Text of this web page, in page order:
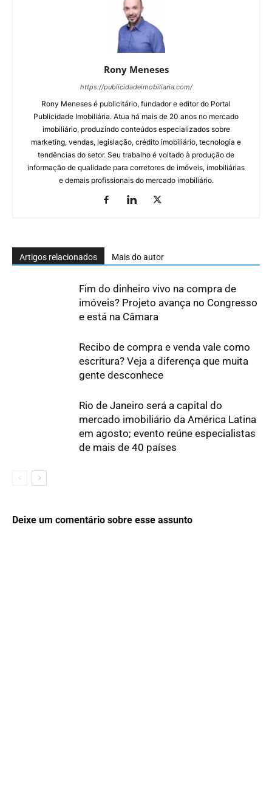
Rony Meneses
https://publicidadeimobiliaria.com/
Rony Meneses é publicitário, fundador e editor do Portal
Publicidade Imobiliária. Atua há mais de 20 anos no mercado
imobiliário, produzindo conteúdos especializados sobre
marketing, vendas, legislação, crédito imobiliário, tecnologia e
tendências do setor. Seu trabalho é voltado à produção de
informação de qualidade para corretores de imóveis, imobiliárias
e demais profissionais do mercado imobiliário.
Artigos relacionados Mais do autor
Fim do dinheiro vivo na compra de
imóveis? Projeto avança no Congresso
e está na Câmara
Recibo de compra e venda vale como
escritura? Veja a diferença que muita
gente desconhece
Rio de Janeiro será a capital do
mercado imobiliário da América Latina
em agosto; evento reúne especialistas
de mais de 40 países
Deixe um comentário sobre esse assunto